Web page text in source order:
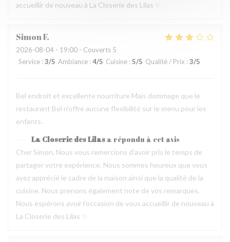
accueillir de nouveau à La Closerie des Lilas ✨
SimonF
2026-08-04 - 19:00 - Couverts 5
Service : 3/5 Ambiance : 4/5 Cuisine : 5/5 Qualité / Prix : 3/5
Bel endroit et excellente nourriture Mais dommage que le
restaurant Bel n’offre aucune flexibilité sur le menu pour les
enfants.
La Closerie des Lilas a répondu à cet avis
Cher Simon, Nous vous remercions d’avoir pris le temps de
partager votre expérience. Nous sommes heureux que vous
ayez apprécié le cadre de la maison ainsi que la qualité de la
cuisine. Nous prenons également note de vos remarques.
Nous espérons avoir l’occasion de vous accueillir de nouveau à
La Closerie des Lilas ✨